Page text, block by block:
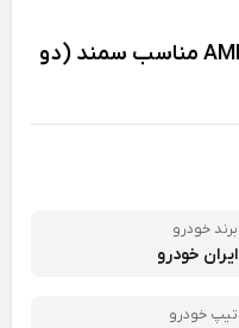
بوش جناقی طبق امیرنیا AMIRNIA مناسب سمند (دو
برند خودرو
ایران خودرو
تیپ خودرو